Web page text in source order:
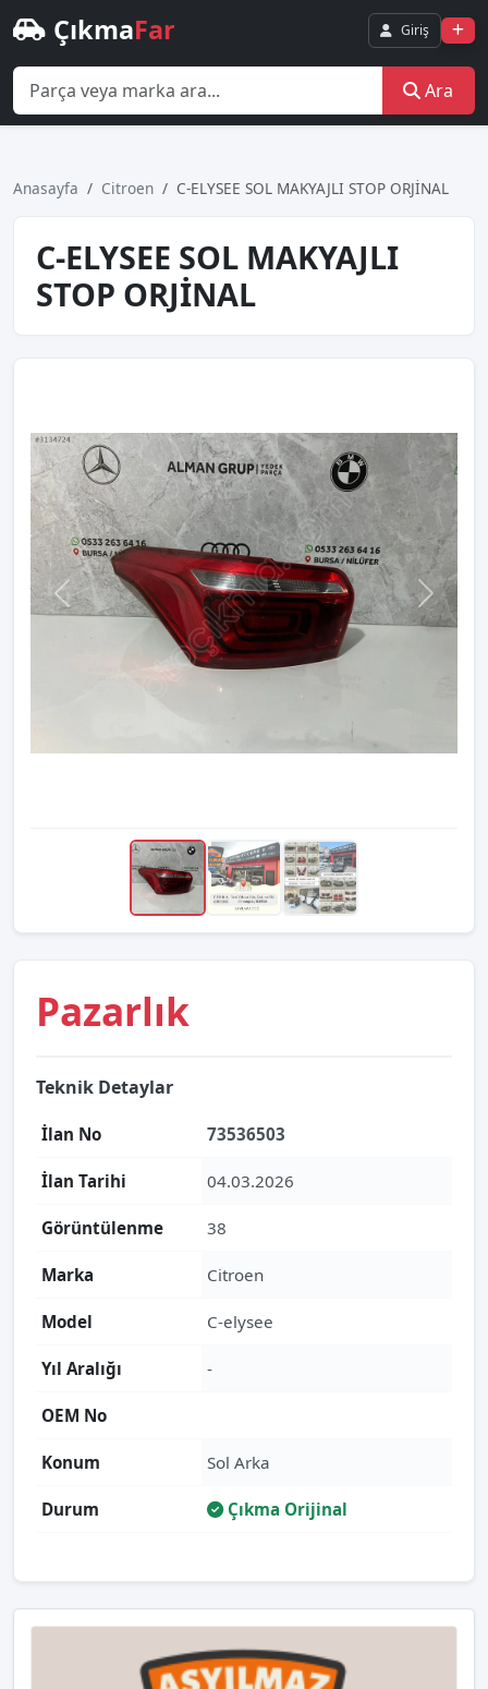
ÇıkmaFar Giriş
Ara
Anasayfa Citroen C-ELYSEE SOL MAKYAJLI STOP ORJİNAL
C-ELYSEE SOL MAKYAJLI
STOP ORJİNAL
Pazarlık
Teknik Detaylar
İlan No 73536503
İlan Tarihi 04.03.2026
Görüntülenme 38
Marka Citroen
Model C-elysee
Yıl Aralığı -
OEM No
Konum Sol Arka
Durum Çıkma Orijinal